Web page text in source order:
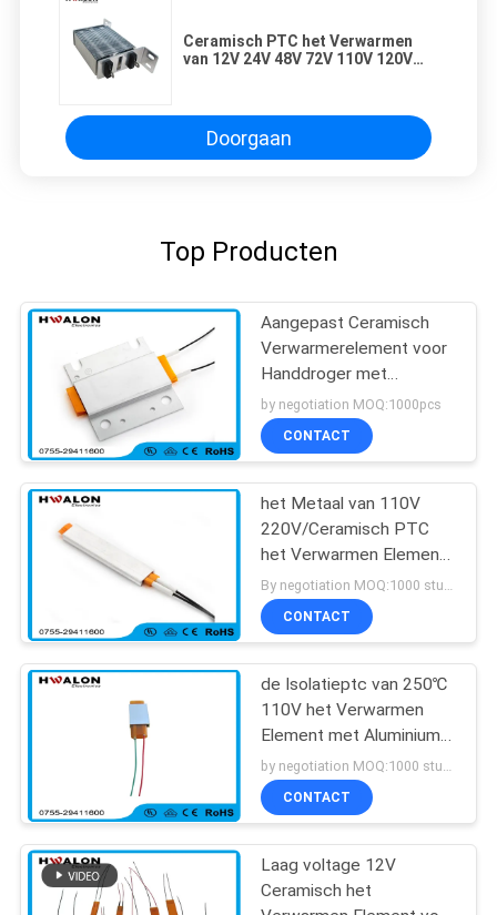
Ceramisch PTC het Verwarmen
van 12V 24V 48V 72V 110V 120V
Doorgaan
Top Producten
Aangepast Ceramisch
Verwarmerelement voor
Handdroger met
Roestvrij staalhuisvesting
by negotiation MOQ:1000pcs
CONTACT
het Metaal van 110V
220V/Ceramisch PTC
het Verwarmen Element
voor Huistoestellen
CONTACT
de Isolatieptc van 250℃
110V het Verwarmen
Element met Aluminium
Shell
CONTACT
Laag voltage 12V
Ceramisch het